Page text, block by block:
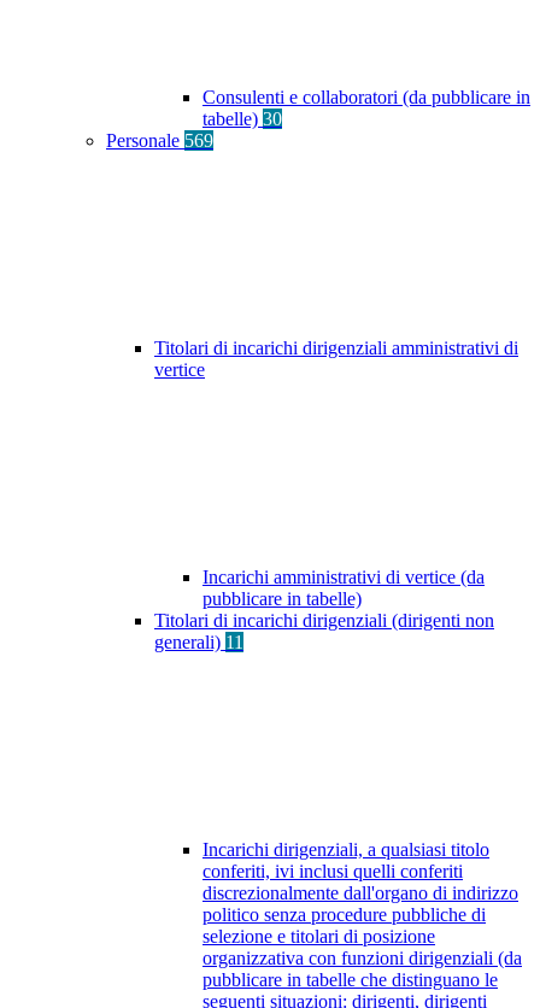
Consulenti e collaboratori (da pubblicare in
tabelle) 30
Personale 569
Titolari di incarichi dirigenziali amministrativi di
vertice
Incarichi amministrativi di vertice (da
pubblicare in tabelle)
Titolari di incarichi dirigenziali (dirigenti non
generali) 11
Incarichi dirigenziali, a qualsiasi titolo
conferiti, ivi inclusi quelli conferiti
discrezionalmente dall'organo di indirizzo
politico senza procedure pubbliche di
selezione e titolari di posizione
organizzativa con funzioni dirigenziali (da
pubblicare in tabelle che distinguano le
seguenti situazioni: dirigenti, dirigenti